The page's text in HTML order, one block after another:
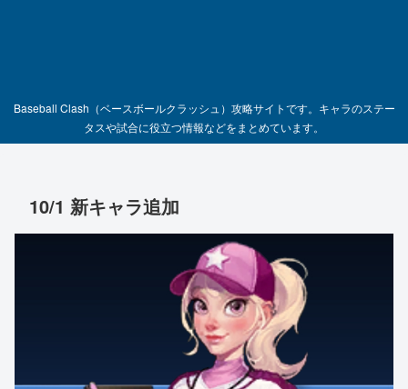
Baseball Clash（ベースボールクラッシュ）攻略サイトです。キャラのステー
タスや試合に役立つ情報などをまとめています。
10/1 新キャラ追加